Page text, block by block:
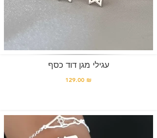
עגילי מגן דוד כסף
129.00 ₪